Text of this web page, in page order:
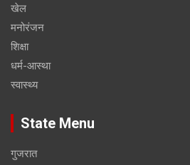
खेल
मनोरंजन
शिक्षा
धर्म-आस्था
स्वास्थ्य
State Menu
गुजरात